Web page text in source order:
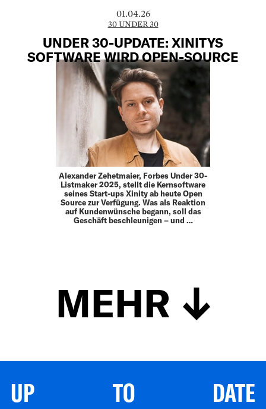
01.04.26
30 UNDER 30
UNDER 30-UPDATE: XINITYS
SOFTWARE WIRD OPEN-SOURCE
Alexander Zehetmaier, Forbes Under 30-
Listmaker 2025, stellt die Kernsoftware
seines Start-ups Xinity ab heute Open
Source zur Verfügung. Was als Reaktion
auf Kundenwünsche begann, soll das
Geschäft beschleunigen – und …
MEHR
UP TO DATE